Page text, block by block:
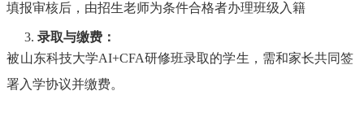
填报审核后，由招生老师为条件合格者办理班级入籍
3.录取与缴费：
被山东科技大学AI+CFA研修班录取的学生，需和家长共同签
署入学协议并缴费。